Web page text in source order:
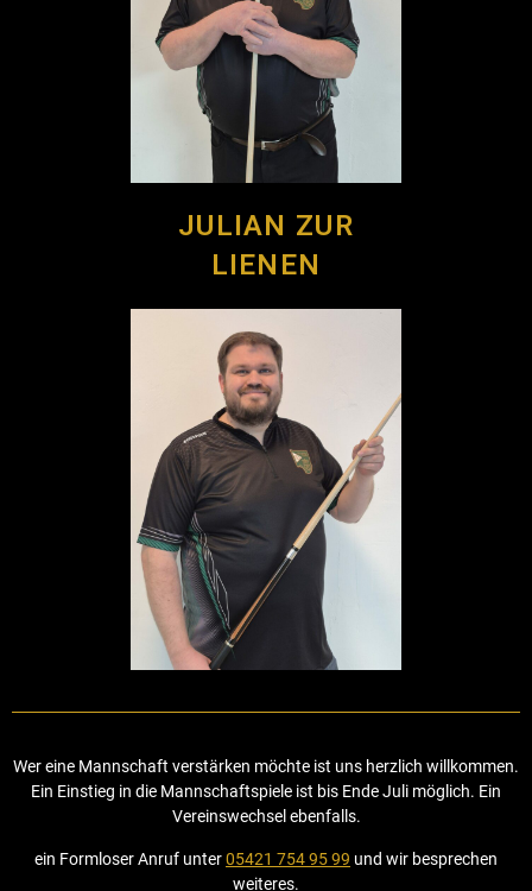
JULIAN ZUR
LIENEN
Wer eine Mannschaft verstärken möchte ist uns herzlich willkommen.
Ein Einstieg in die Mannschaftspiele ist bis Ende Juli möglich. Ein
Vereinswechsel ebenfalls.
ein Formloser Anruf unter05421 754 95 99 und wir besprechen
weiteres.